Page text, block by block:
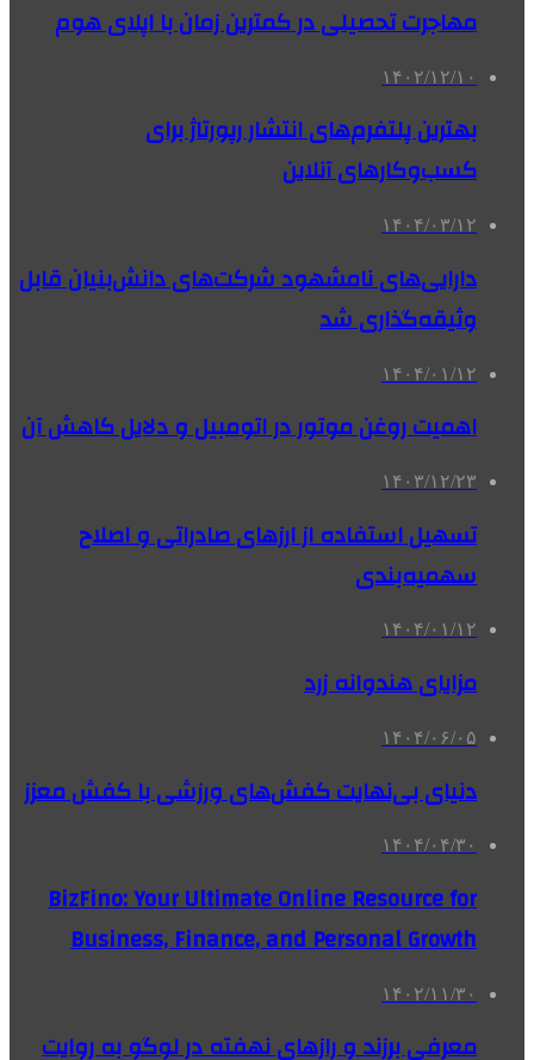
مهاجرت تحصیلی در کمترین زمان با اپلای هوم
۱۴۰۲/۱۲/۱۰
بهترین پلتفرم‌های انتشار رپورتاژ برای
کسب‌وکارهای آنلاین
۱۴۰۴/۰۳/۱۲
دارایی‌های نامشهود شرکت‌های دانش‌بنیان قابل
وثیقه‌گذاری شد
۱۴۰۴/۰۱/۱۲
اهمیت روغن موتور در اتومبیل و دلایل کاهش آن
۱۴۰۳/۱۲/۲۳
تسهیل استفاده از ارزهای صادراتی و اصلاح
سهمیه‌بندی
۱۴۰۴/۰۱/۱۲
مزایای هندوانه زرد
۱۴۰۴/۰۶/۰۵
دنیای بی‌نهایت کفش‌های ورزشی با کفش معزز
۱۴۰۴/۰۴/۳۰
BizFino: Your Ultimate Online Resource for
Business, Finance, and Personal Growth
۱۴۰۲/۱۱/۳۰
معرفی برزند و رازهای نهفته در لوگو به روایت